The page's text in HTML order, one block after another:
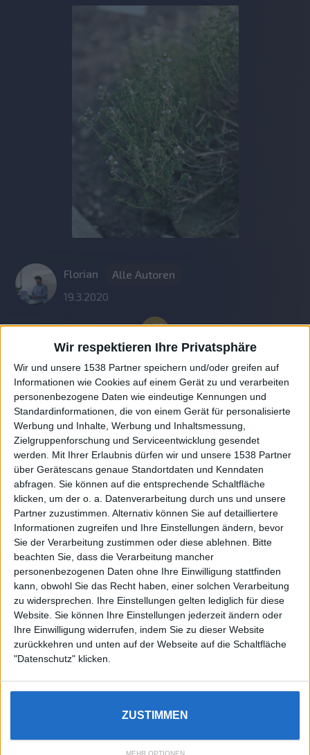
Wir respektieren Ihre Privatsphäre
Wir und unsere 1538 Partner speichern und/oder greifen auf
Informationen wie Cookies auf einem Gerät zu und verarbeiten
personenbezogene Daten wie eindeutige Kennungen und
Standardinformationen, die von einem Gerät für personalisierte
Werbung und Inhalte, Werbung und Inhaltsmessung,
Zielgruppenforschung und Serviceentwicklung gesendet
werden.
Mit Ihrer Erlaubnis dürfen wir und unsere 1538 Partner
über Gerätescans genaue Standortdaten und Kenndaten
abfragen. Sie können auf die entsprechende Schaltfläche
klicken, um der o. a. Datenverarbeitung durch uns und unsere
Partner zuzustimmen. Alternativ können Sie auf detailliertere
Informationen zugreifen und Ihre Einstellungen ändern, bevor
Sie der Verarbeitung zustimmen oder diese ablehnen.
Bitte
beachten Sie, dass die Verarbeitung mancher
personenbezogenen Daten ohne Ihre Einwilligung stattfinden
kann, obwohl Sie das Recht haben, einer solchen Verarbeitung
zu widersprechen. Ihre Einstellungen gelten lediglich für diese
Website. Sie können Ihre Einstellungen jederzeit ändern oder
Ihre Einwilligung widerrufen, indem Sie zu dieser Website
zurückkehren und unten auf der Webseite auf die Schaltfläche
"Datenschutz" klicken.
MEHR OPTIONEN
ZUSTIMMEN
Florian
Alle Autoren
19.3.2020
Auf DESMONDO findet Ihr Inspirationen für
individuelles, gemütliches und intelligentes Wohnen,
die aktuellsten Einrichtungstrends und Informatives zu
neuesten Smart Home Systemen.
About
DESMONDO Suche
Kooperationen
Rechtliches
Impressum
Datenschutz
Sitemap
4